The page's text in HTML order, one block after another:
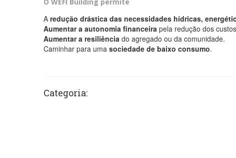
A redução drástica das necessidades hídricas,
Aumentar a autonomia financeira pela redução dos
Aumentar a resiliência do agregado ou da comunidade.
Caminhar para uma sociedade de baixo consumo.
Categoria: